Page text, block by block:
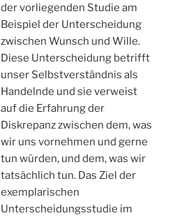
der vorliegenden Studie am
Beispiel der Unterscheidung
zwischen Wunsch und Wille.
Diese Unterscheidung betrifft
unser Selbstverständnis als
Handelnde und sie verweist
auf die Erfahrung der
Diskrepanz zwischen dem, was
wir uns vornehmen und gerne
tun würden, und dem, was wir
tatsächlich tun. Das Ziel der
exemplarischen
Unterscheidungsstudie im